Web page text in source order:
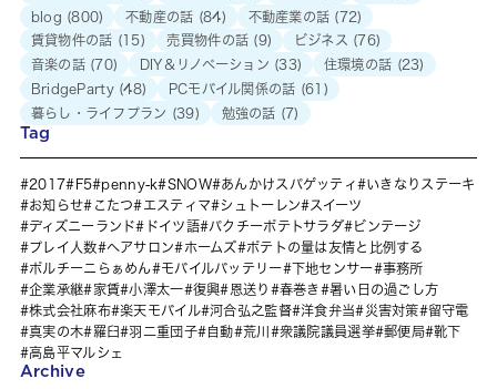
blog (800) 不動産の話 (84) 不動産業の話 (72)
賃貸物件の話 (15) 売買物件の話 (9) ビジネス (76)
音楽の話(70) DIY＆リノベーション (33) 住環境の話 (23)
BridgeParty(48) PCモバイル関係の話 (61)
暮らし・ライフプラン (39) 勉強の話 (7)
Tag
2017 F5 penny-k SNOW あんかけスパゲッティ
いきなりステーキ
お知らせ
こたつ エスティマ シュトーレン
スイーツ
ディズニーランド
ドイツ語 パクチーポテトサラダ
ビンテージ
プレイ人数
ヘアサロン ホームズ
ポテトの量は友情と比例する
ポルチーニらぁめん
モバイルバッテリー 下地センサー
事務所
企業承継
家賃 小澤太一 復興 恩送り 春巻き
暑い日の過ごし方
株式会社麻布
楽天モバイル 河合弘之監督 洋食弁当 災害対策
留守電
真実の木
羅臼 羽二重団子 自動 荒川 衆議院議員選挙 郵便局
靴下
高島平マルシェ
Archive